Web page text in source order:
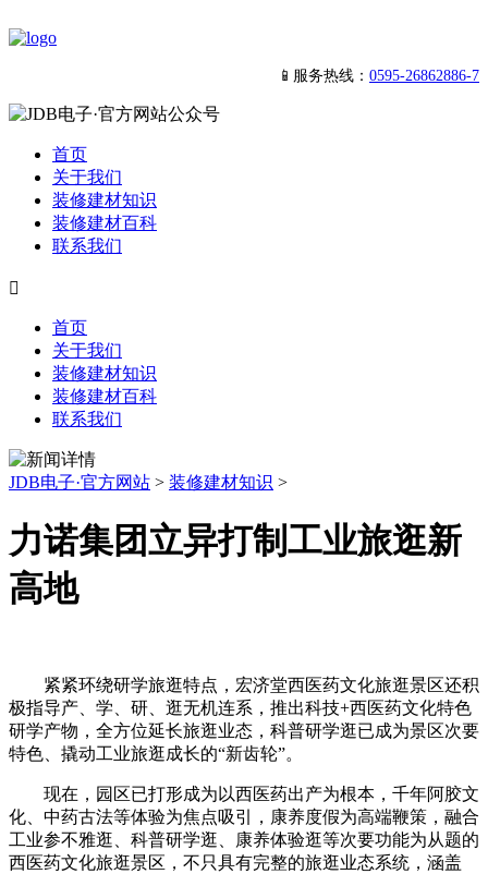
📱服务热线： 0595-26862886-7
首页
关于我们
装修建材知识
装修建材百科
联系我们

首页
关于我们
装修建材知识
装修建材百科
联系我们
JDB电子·官方网站 > 装修建材知识 >
力诺集团立异打制工业旅逛新
高地
紧紧环绕研学旅逛特点，宏济堂西医药文化旅逛景区还积
极指导产、学、研、逛无机连系，推出科技+西医药文化特色
研学产物，全方位延长旅逛业态，科普研学逛已成为景区次要
特色、撬动工业旅逛成长的“新齿轮”。
现在，园区已打形成为以西医药出产为根本，千年阿胶文
化、中药古法等体验为焦点吸引，康养度假为高端鞭策，融合
工业参不雅逛、科普研学逛、康养体验逛等次要功能为从题的
西医药文化旅逛景区，不只具有完整的旅逛业态系统，涵盖